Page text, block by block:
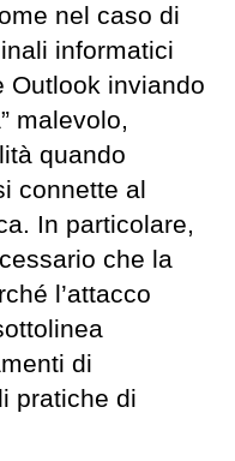
nel caso di
informatici
Outlook inviando
malevolo,
quando
connette al
In particolare,
che la
l’attacco
di
pratiche di